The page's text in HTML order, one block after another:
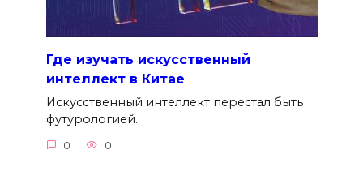
Где изучать искусственный
интеллект в Китае
Искусственный интеллект перестал быть
футурологией.
0 0